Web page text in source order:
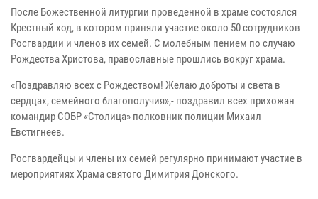
После Божественной литургии проведенной в храме состоялся
Крестный ход, в котором приняли участие около 50 сотрудников
Росгвардии и членов их семей. С молебным пением по случаю
Рождества Христова, православные прошлись вокруг храма.
«Поздравляю всех с Рождеством! Желаю доброты и света в
сердцах, семейного благополучия»,- поздравил всех прихожан
командир СОБР «Столица» полковник полиции Михаил
Евстигнеев.
Росгвардейцы и члены их семей регулярно принимают участие в
мероприятиях Храма святого Димитрия Донского.